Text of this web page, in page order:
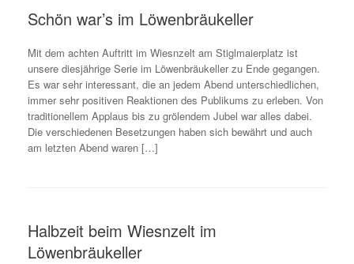
Schön war’s im Löwenbräukeller
Mit dem achten Auftritt im Wiesnzelt am Stiglmaierplatz ist
unsere diesjährige Serie im Löwenbräukeller zu Ende gegangen.
Es war sehr interessant, die an jedem Abend unterschiedlichen,
immer sehr positiven Reaktionen des Publikums zu erleben. Von
traditionellem Applaus bis zu grölendem Jubel war alles dabei.
Die verschiedenen Besetzungen haben sich bewährt und auch
am letzten Abend waren […]
Halbzeit beim Wiesnzelt im
Löwenbräukeller